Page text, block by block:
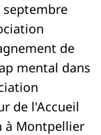
septembre
de
mental dans
de l'Accueil
à Montpellier